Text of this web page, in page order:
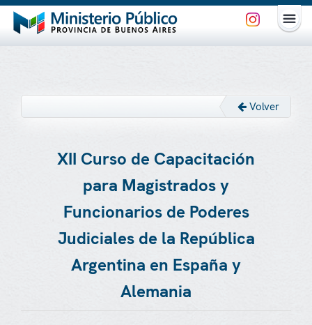
Volver
XII Curso de Capacitación
para Magistrados y
Funcionarios de Poderes
Judiciales de la República
Argentina en España y
Alemania